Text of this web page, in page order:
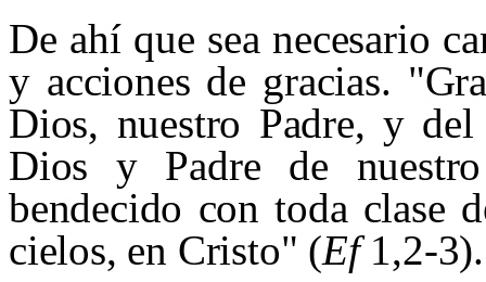
De ahí que sea necesario
y acciones de gracias.
Dios, nuestro Padre, y
Dios y Padre de
bendecido con toda clase
cielos, en Cristo" (Ef1,2‑3).